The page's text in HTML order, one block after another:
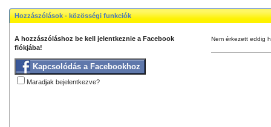
Hozzászólások - közösségi funkciók
A hozzászóláshoz be kell jelentkeznie a Facebook
fiókjába!
Kapcsolódás a Facebookhoz
Maradjak bejelentkezve?
Nem érkezett eddig